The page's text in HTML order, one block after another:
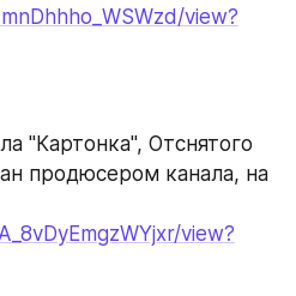
view?
"Картонка", Отснятого
продюсером канала, на
view?